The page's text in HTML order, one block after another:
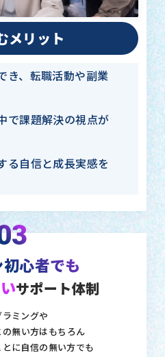
メリット
き、転職活動や副業
で課題解決の視点が
る自信と成長実感を
心者でも
サポート体制
ラミングや
無い方はもちろん
に自信の無い方でも